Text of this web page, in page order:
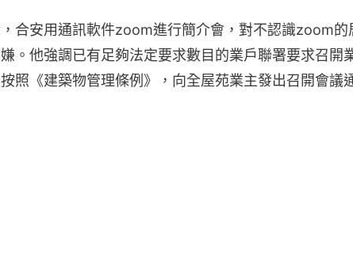
合安用通訊軟件zoom進行簡介會，對不認識zoom的
。他強調已有足夠法定要求數目的業戶聯署要求召開
照《建築物管理條例》，向全屋苑業主發出召開會議